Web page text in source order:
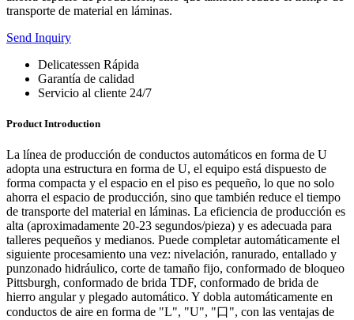
transporte de material en láminas.
Send Inquiry
Delicatessen Rápida
Garantía de calidad
Servicio al cliente 24/7
Product Introduction
La línea de producción de conductos automáticos en forma de U
adopta una estructura en forma de U, el equipo está dispuesto de
forma compacta y el espacio en el piso es pequeño, lo que no solo
ahorra el espacio de producción, sino que también reduce el tiempo
de transporte del material en láminas. La eficiencia de producción es
alta (aproximadamente 20-23 segundos/pieza) y es adecuada para
talleres pequeños y medianos. Puede completar automáticamente el
siguiente procesamiento una vez: nivelación, ranurado, entallado y
punzonado hidráulico, corte de tamaño fijo, conformado de bloqueo
Pittsburgh, conformado de brida TDF, conformado de brida de
hierro angular y plegado automático. Y dobla automáticamente en
conductos de aire en forma de "L", "U", "口", con las ventajas de